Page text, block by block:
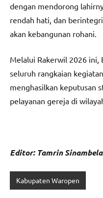
dengan mendorong
rendah hati, dan
akan kebangunan rohani.
Melalui Rakerwil 2026 ini,
seluruh rangkaian
menghasilkan keputusan
pelayanan gereja di
Editor: Tamrin Sinambela
Kabupaten Waropen